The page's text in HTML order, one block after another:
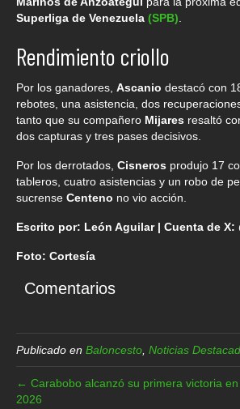
Superliga de Venezuela (SPB)
Rendimiento criollo
Por los ganadores, Ascanio destacó con
rebotes, una asistencia, dos
tanto que su compañero Mijares resaltó
dos capturas y tres pases decisivos.
Por los derrotados, Cisneros produjo 17
tableros, cuatro asistencias y un robo de
sucrense Centeno no vio acción.
Escrito por: León Aguilar | Cuenta de X:
Foto: Cortesía
Comentarios
Publicado en Baloncesto Noticias
← Carabobo alcanzó su primera victoria
2026